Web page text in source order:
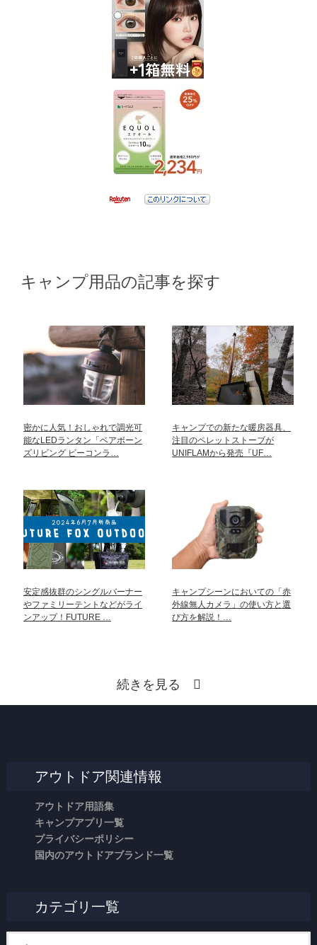
キャンプ用品の記事を探す
密かに人気！おしゃれで調光可
能なLEDランタン「ベアボーン
ズリビング ビーコンラ…
キャンプでの新たな暖房器具、
注目のペレットストーブが
UNIFLAMから発売『UF…
安定感抜群のシングルバーナー
やファミリーテントなどがライ
ンアップ！FUTURE …
キャンプシーンにおいての「赤
外線無人カメラ」の使い方と選
び方を解説！…
続きを見る
アウトドア関連情報
アウトドア用語集
キャンプアプリ一覧
プライバシーポリシー
国内のアウトドアブランド一覧
カテゴリ一覧